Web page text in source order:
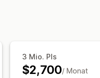
3 Mio. PIs
$2,700/ Monat